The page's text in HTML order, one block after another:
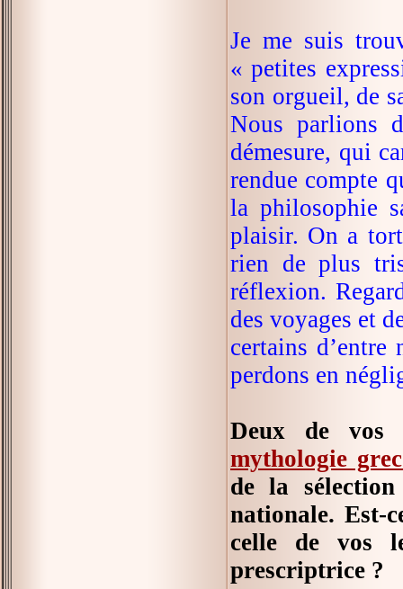
Je me suis
« petites
son orgueil, de
Nous parlions
démesure, qui
rendue compte
la philosophie
plaisir. On a
rien de plus
réflexion.
des voyages et
certains
perdons en
Deux de vos
mythologie
de la
nationale. Est-
celle de vos
prescriptrice ?